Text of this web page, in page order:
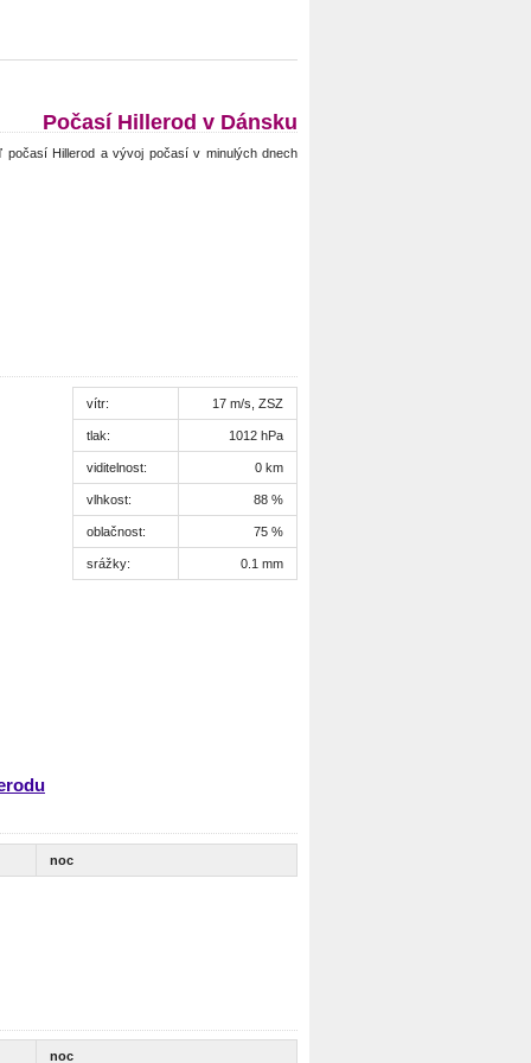
Počasí Hillerod v Dánsku
Hillerod a vývoj počasí v minulých dnech
vítr: 17 m/s, ZSZ
tlak: 1012 hPa
viditelnost: 0 km
vlhkost: 88 %
oblačnost: 75 %
srážky: 0.1 mm
noc
noc